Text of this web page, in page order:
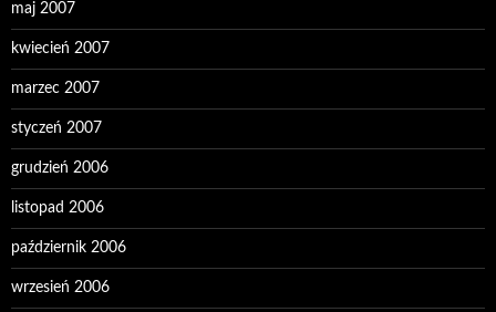
maj 2007
kwiecień 2007
marzec 2007
styczeń 2007
grudzień 2006
listopad 2006
październik 2006
wrzesień 2006